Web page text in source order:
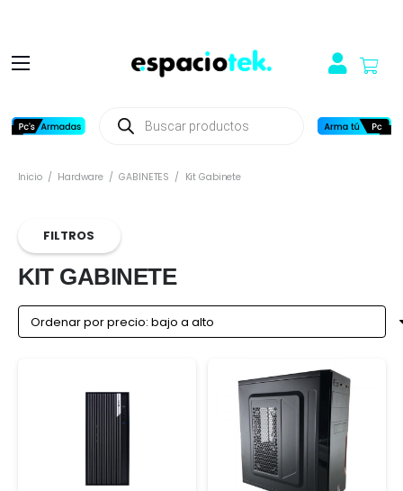
productos
Inicio / Hardware / GABINETES / Kit Gabinete
FILTROS
KIT GABINETE